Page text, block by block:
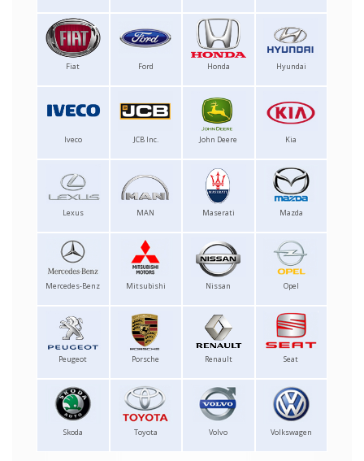
Fiat Ford Honda Hyundai
Iveco JCB Inc. John Deere Kia
Lexus MAN Maserati Mazda
Mercedes-Benz Mitsubishi Nissan Opel
Peugeot Porsche Renault Seat
Skoda Toyota Volvo Volkswagen